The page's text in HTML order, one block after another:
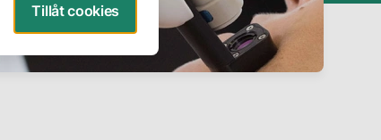
Tillåt cookies
Boka behandling